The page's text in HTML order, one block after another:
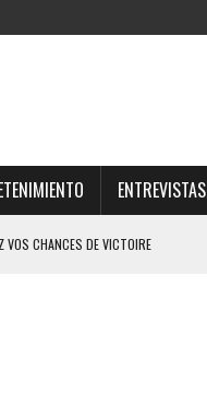
ENTREVISTAS
VOS CHANCES DE VICTOIRE
NO MERCADO DIGITAL